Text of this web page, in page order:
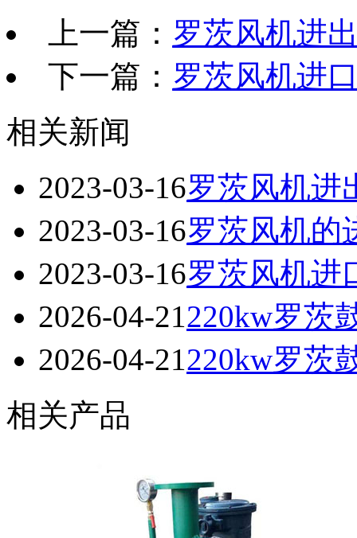
上一篇： 罗茨风机进
下一篇： 罗茨风机进
相关新闻
2023-03-16罗茨风机进
2023-03-16罗茨风机的
2023-03-16罗茨风机进
2026-04-21220kw罗茨
2026-04-21220kw罗茨
相关产品